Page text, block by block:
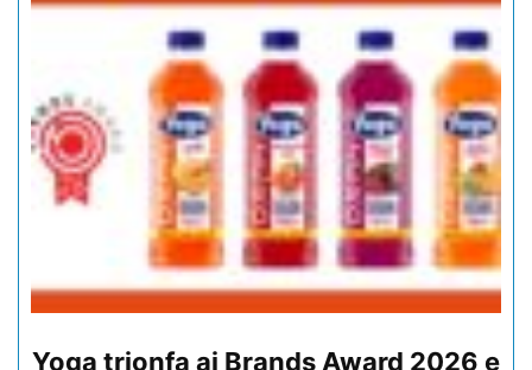
Yoga trionfa ai Brands Award 2026 e